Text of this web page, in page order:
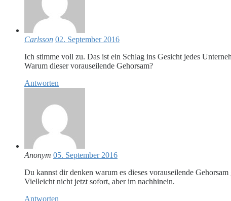
Carlsson 02. September 2016
Ich stimme voll zu. Das ist ein Schlag ins Gesicht jedes
Warum dieser vorauseilende Gehorsam?
Antworten
Anonym 05. September 2016
Du kannst dir denken warum es dieses vorauseilende
Vielleicht nicht jetzt sofort, aber im nachhinein.
Antworten